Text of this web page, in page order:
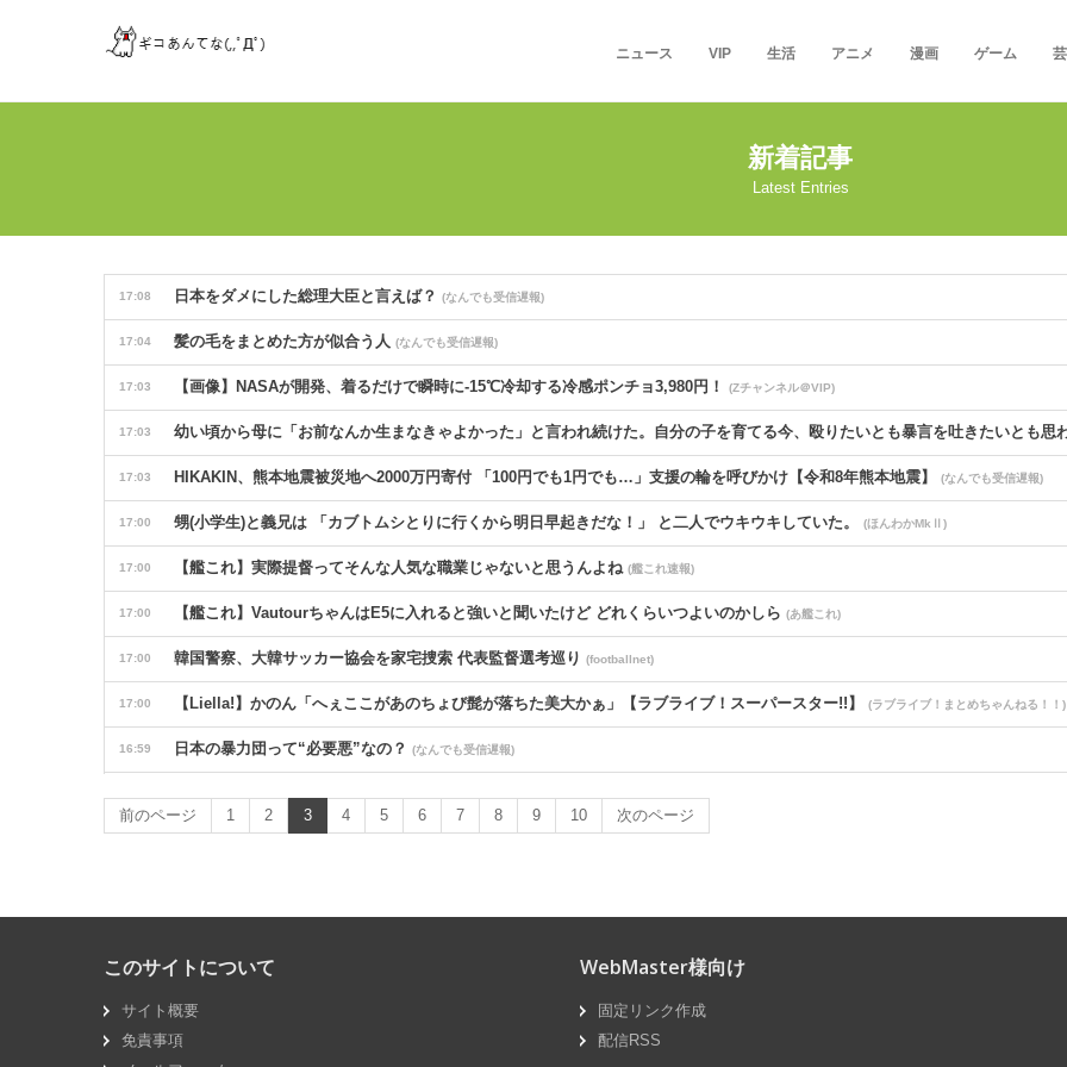
ニュース VIP 生活 アニメ 漫画 ゲーム
新着記事
Latest Entries
17:08 日本をダメにした総理大臣と言えば？ (なんでも受信遅報)
17:04 髪の毛をまとめた方が似合う人 (なんでも受信遅報)
17:03 【画像】NASAが開発、着るだけで瞬時に-15℃冷却する冷感ポンチョ3,980円！ (Zチャンネル＠VIP)
17:03 幼い頃から母に「お前なんか生まなきゃよかった」と言われ続けた。自分の子を育てる今、殴りたいとも暴言を吐きたいとも思
17:03 HIKAKIN、熊本地震被災地へ2000万円寄付 「100円でも1円でも…」支援の輪を呼びかけ【令和8年熊本地震】 (なんでも受信遅報)
17:00 甥(小学生)と義兄は 「カブトムシとりに行くから明日早起きだな！」 と二人でウキウキしていた。 (ほんわかMkⅡ)
17:00 【艦これ】実際提督ってそんな人気な職業じゃないと思うんよね (艦これ速報)
17:00 【艦これ】VautourちゃんはE5に入れると強いと聞いたけど どれくらいつよいのかしら (あ艦これ)
17:00 韓国警察、大韓サッカー協会を家宅捜索 代表監督選考巡り (footballnet)
17:00 【Liella!】かのん「へぇここがあのちょび髭が落ちた美大かぁ」【ラブライブ！スーパースター!!】 (ラブライブ！まとめちゃんねる！！)
16:59 日本の暴力団って“必要悪”なの？ (なんでも受信遅報)
島田珠代姉さんが好きな方
昭和の恋愛エピソード
16:49 「ぶつかりおじさんも弾き飛ばせる」藤田シオン〝驚異の食事〟に反響「美味しそうに食べる人めっちゃ好きです」「胃腸が強
16:47 理想的な年の取り方をしている人
前のページ 1 2 3 4 5 6 7 8 9 10 次のページ
このサイトについて
サイト概要
免責事項
WebMaster様向け
固定リンク作成
配信RSS